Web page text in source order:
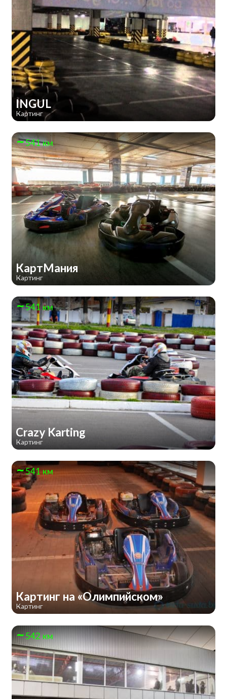
INGUL
Картинг
541 км
КартМания
Картинг
541 км
Crazy Karting
Картинг
541 км
Картинг на «Олимпийском»
Картинг
542 км